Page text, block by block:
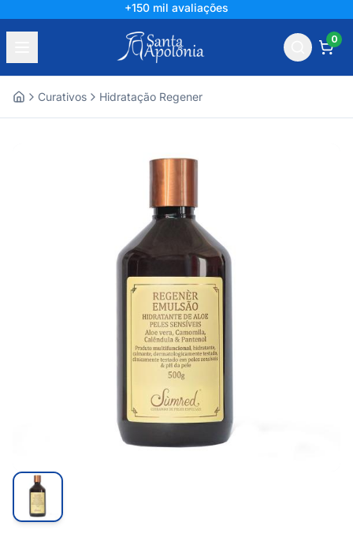
+150 mil avaliações
0
Curativos Hidratação Regener